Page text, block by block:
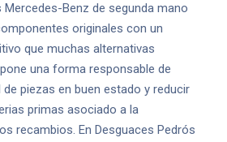
Benz de segunda mano
originales con un
que muchas alternativas
una forma responsable de
piezas en buen estado y reducir
primas asociado a la
recambios. En Desguaces Pedrós